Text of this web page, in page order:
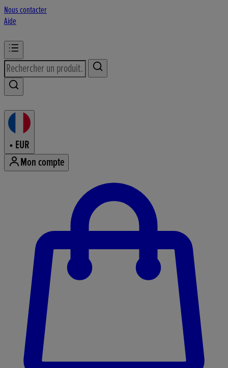
Nous contacter
Aide
• EUR
Mon compte